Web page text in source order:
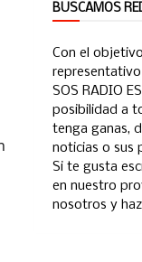
BUSCAMOS
Con el
SOS RADIO
posibilidad a
tenga ganas,
noticias o sus
Si te gusta
en nuestro
nosotros y